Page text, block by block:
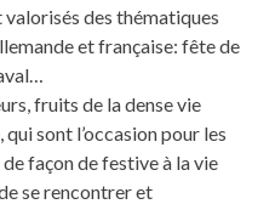
des thématiques
et française: fête de
fruits de la dense vie
qui sont l’occasion pour les
façon de festive à la vie
se rencontrer et